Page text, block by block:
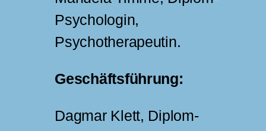
Psychologin,
Psychotherapeutin.
Geschäftsführung:
Dagmar Klett, Diplom-